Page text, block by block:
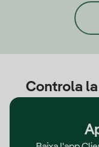
Controla